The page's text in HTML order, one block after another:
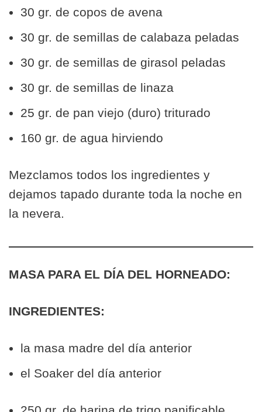
30 gr. de copos de avena
30 gr. de semillas de calabaza peladas
30 gr. de semillas de girasol peladas
30 gr. de semillas de linaza
25 gr. de pan viejo (duro) triturado
160 gr. de agua hirviendo
Mezclamos todos los ingredientes y
dejamos tapado durante toda la noche en
la nevera.
MASA PARA EL DÍA DEL HORNEADO:
INGREDIENTES:
la masa madre del día anterior
el Soaker del día anterior